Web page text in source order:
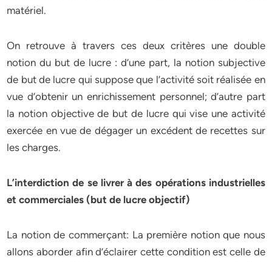
matériel.
On retrouve à travers ces deux critères une double
notion du but de lucre : d’une part, la notion subjective
de but de lucre qui suppose que l’activité soit réalisée en
vue d’obtenir un enrichissement personnel; d’autre part
la notion objective de but de lucre qui vise une activité
exercée en vue de dégager un excédent de recettes sur
les charges.
L’interdiction de se livrer à des opérations industrielles
et commerciales(but de lucre objectif)
La notion de commerçant: La première notion que nous
allons aborder afin d’éclairer cette condition est celle de